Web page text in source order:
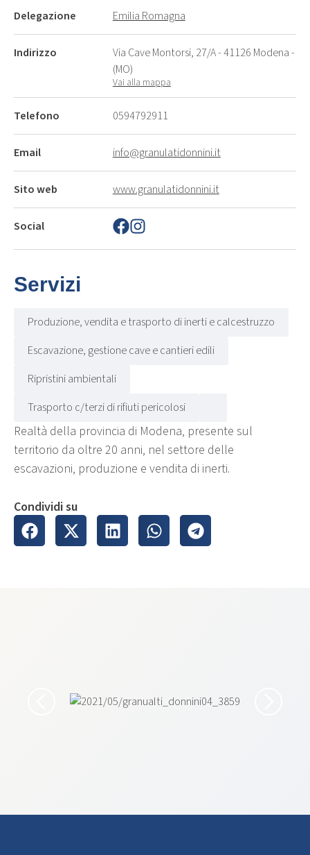
Delegazione Emilia Romagna
Indirizzo
Via Cave Montorsi, 27/A - 41126 Modena -
(MO)
Vai alla mappa
Telefono 0594792911
Email info@granulatidonnini.it
Sito web www.granulatidonnini.it
Social
Servizi
Produzione, vendita e trasporto di inerti e calcestruzzo
Escavazione, gestione cave e cantieri edili
Ripristini ambientali
Trasporto c/terzi di rifiuti pericolosi
Realtà della provincia di Modena, presente sul
territorio da oltre 20 anni, nel settore delle
escavazioni, produzione e vendita di inerti.
Condividi su